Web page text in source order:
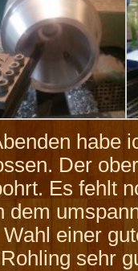
habe
Der
Es fehlt
dem
einer
sehr